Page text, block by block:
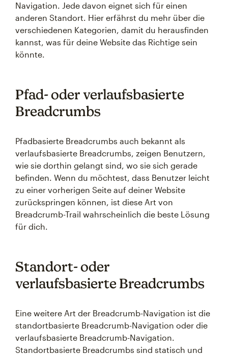
Navigation. Jede davon eignet sich für einen
anderen Standort. Hier erfährst du mehr über die
verschiedenen Kategorien, damit du herausfinden
kannst, was für deine Website das Richtige sein
könnte.
Pfad- oder verlaufsbasierte
Breadcrumbs
Pfadbasierte Breadcrumbs auch bekannt als
verlaufsbasierte Breadcrumbs, zeigen Benutzern,
wie sie dorthin gelangt sind, wo sie sich gerade
befinden. Wenn du möchtest, dass Benutzer leicht
zu einer vorherigen Seite auf deiner Website
zurückspringen können, ist diese Art von
Breadcrumb-Trail wahrscheinlich die beste Lösung
für dich.
Standort- oder
verlaufsbasierte Breadcrumbs
Eine weitere Art der Breadcrumb-Navigation ist die
standortbasierte Breadcrumb-Navigation oder die
verlaufsbasierte Breadcrumb-Navigation.
Standortbasierte Breadcrumbs sind statisch und